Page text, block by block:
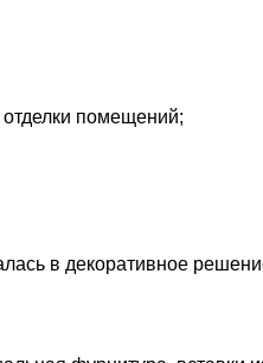
помещений;
в декоративное